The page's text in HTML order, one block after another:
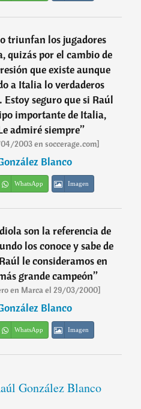
triunfan los jugadores
quizás por el cambio de
que existe aunque
a Italia lo verdaderos
Estoy seguro que si Raúl
importante de Italia,
admiré siempre”
2003 en soccerage.com]
Blanco
WhatsApp Imagen
son la referencia de
los conoce y sabe de
le consideramos en
grande campeón”
en Marca el 29/03/2000]
Blanco
WhatsApp Imagen
González Blanco